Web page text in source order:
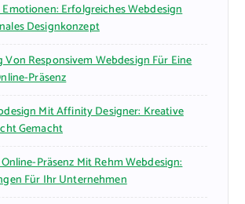
Erfolgreiches Webdesign
Designkonzept
Von Responsivem Webdesign Für Eine
Präsenz
Mit Affinity Designer: Kreative
Gemacht
Präsenz Mit Rehm Webdesign:
Für Ihr Unternehmen